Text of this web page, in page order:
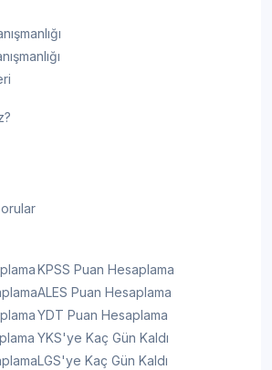
KPSS Puan Hesaplama
ALES Puan Hesaplama
YDT Puan Hesaplama
YKS'ye Kaç Gün Kaldı
LGS'ye Kaç Gün Kaldı